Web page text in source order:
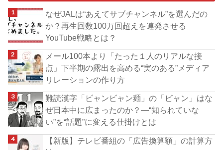
なぜJALは“あえてサブチャンネル”を選んだの
か？再生回数100万回超えを連発させる
YouTube戦略とは？
メール100本より「たった１人のリアルな接
点」下半期の露出を高める“実のある”メディア
リレーションの作り方
難読漢字「ビャンビャン麺」の「ビャン」はな
ぜ日本中に広まったのか？―“知られていな
い”を“話題”に変える仕掛けとは
【新版】テレビ番組の「広告換算額」の計算方